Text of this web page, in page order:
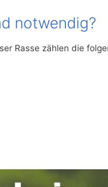
notwendig?
Rasse zählen die